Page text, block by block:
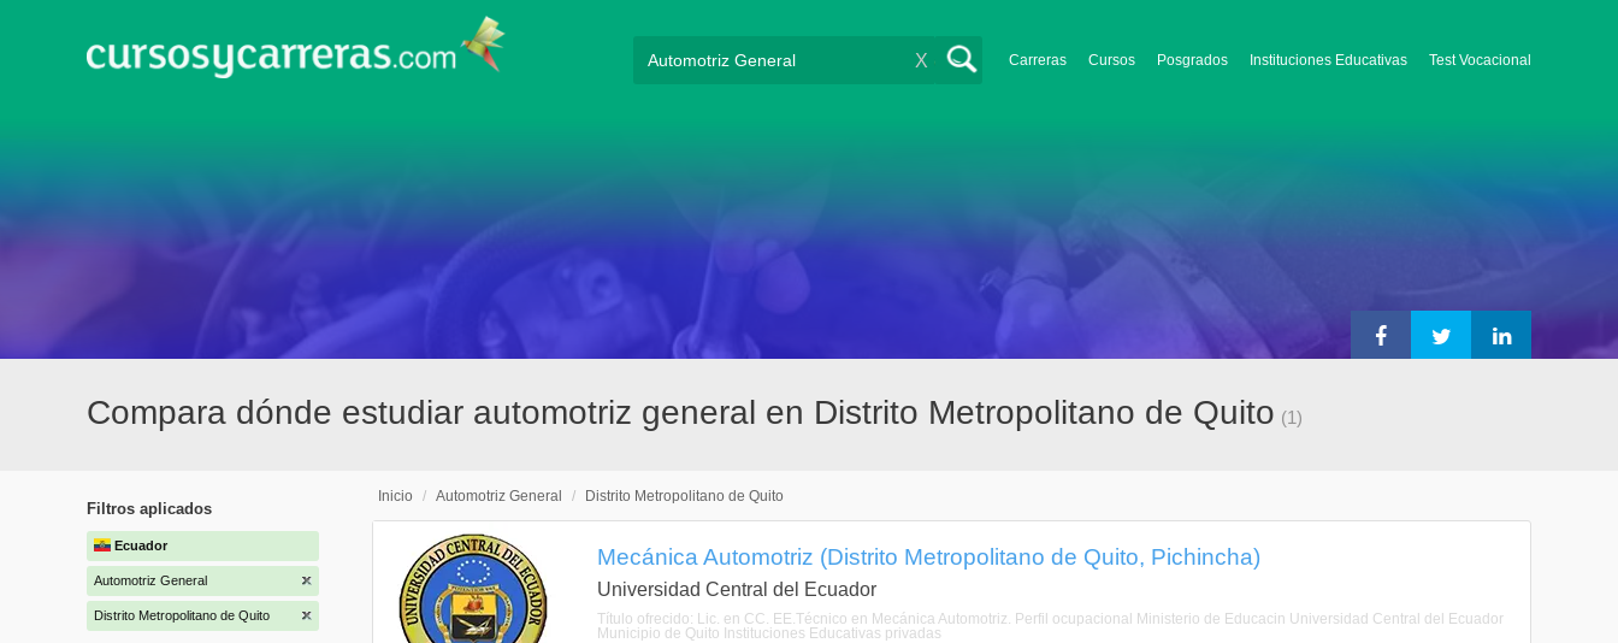
Carreras Cursos Posgrados Instituciones Educativas Test Vocacional
X
Compara dónde estudiar automotriz general en Distrito Metropolitano de Quito (1)
Filtros aplicados
Ecuador
Automotriz General
Distrito Metropolitano de Quito
Inicio / Automotriz General / Distrito Metropolitano de Quito
Mecánica Automotriz (Distrito Metropolitano de Quito, Pichincha)
Universidad Central del Ecuador
Título ofrecido: Lic. en CC. EE.Técnico en Mecánica Automotriz. Perfil ocupacional Ministerio de Educacin Universidad Central del Ecuador
Municipio de Quito Instituciones Educativas privadas